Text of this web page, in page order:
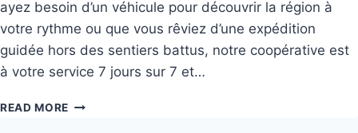
ayez besoin d’un véhicule pour découvrir la région à
votre rythme ou que vous rêviez d’une expédition
guidée hors des sentiers battus, notre coopérative est
à votre service 7 jours sur 7 et…
READ MORE